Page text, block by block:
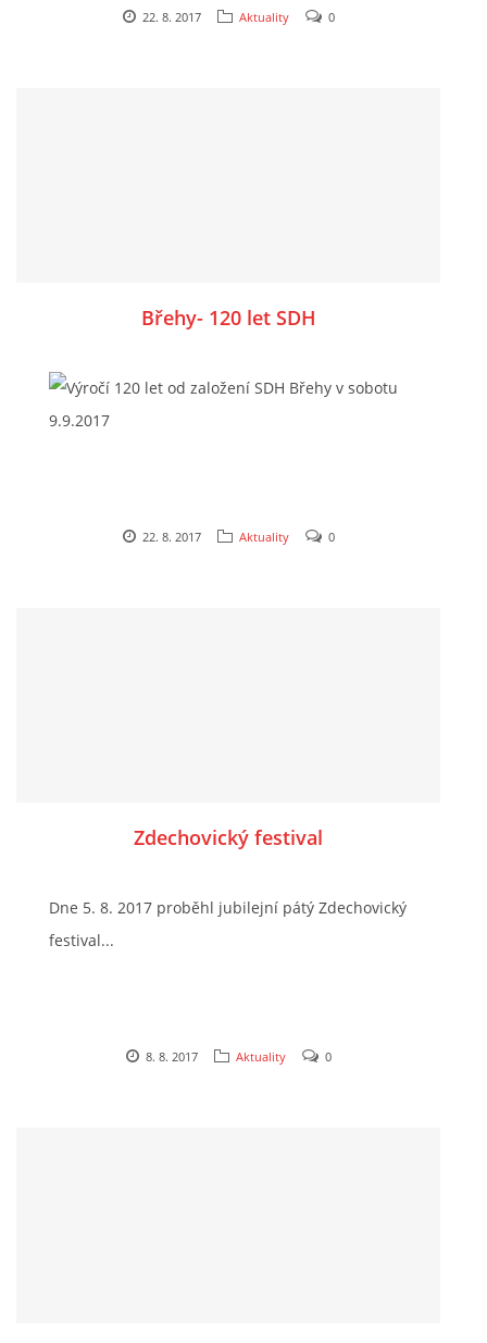
neděli dopoledne i my. Přijďte si
22. 8. 2017 Aktuality 0
Břehy- 120 let SDH
22. 8. 2017 Aktuality 0
Zdechovický festival
Dne 5. 8. 2017 proběhl jubilejní pátý Zdechovický
festival...
8. 8. 2017 Aktuality 0